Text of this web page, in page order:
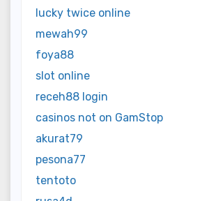
lucky twice online
mewah99
foya88
slot online
receh88 login
casinos not on GamStop
akurat79
pesona77
tentoto